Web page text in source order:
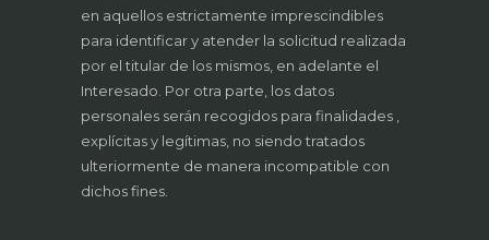
en aquellos estrictamente imprescindibles
para identificar y atender la solicitud realizada
por el titular de los mismos, en adelante el
Interesado. Por otra parte, los datos
personales serán recogidos para finalidades ,
explícitas y legítimas, no siendo tratados
ulteriormente de manera incompatible con
dichos fines.